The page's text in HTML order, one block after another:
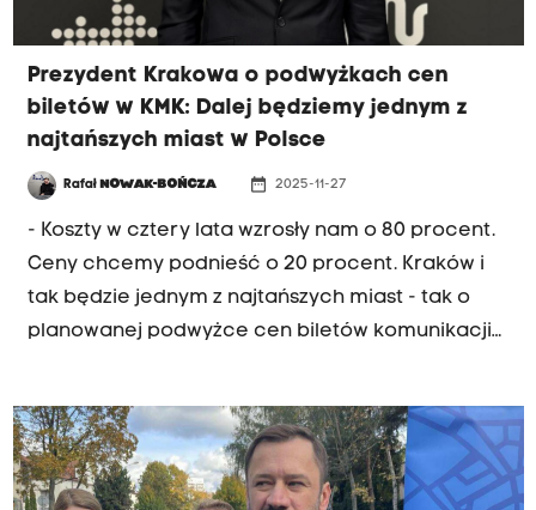
częstsze kursy tam, gdzie mieszkańcy zgłaszają
problemy.
Prezydent Krakowa o podwyżkach cen
biletów w KMK: Dalej będziemy jednym z
najtańszych miast w Polsce
Rafał NOWAK-BOŃCZA date_range 2025-11-27
- Koszty w cztery lata wzrosły nam o 80 procent.
Ceny chcemy podnieść o 20 procent. Kraków i
tak będzie jednym z najtańszych miast - tak o
planowanej podwyżce cen biletów komunikacji
marca bilet godzinny ma kosztować osiem, a nie
jak teraz sześć złotych, miesięczny dla
posiadaczy Krakowskiej Karty Miejskiej - 109